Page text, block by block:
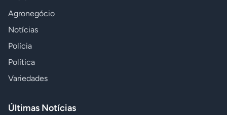
Agronegócio
Notícias
Polícia
Política
Variedades
Últimas Notícias